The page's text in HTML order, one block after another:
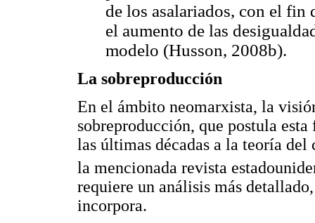
de los asalariados, con el
el aumento de las
modelo (Husson, 2008b).
La sobreproducción
En el ámbito neomarxista, la
sobreproducción, que postula
las últimas décadas a la teoría
la mencionada revista
requiere un análisis más
incorpora.